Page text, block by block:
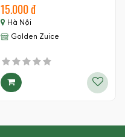
15.000 đ
Hà Nội
Golden Zuice